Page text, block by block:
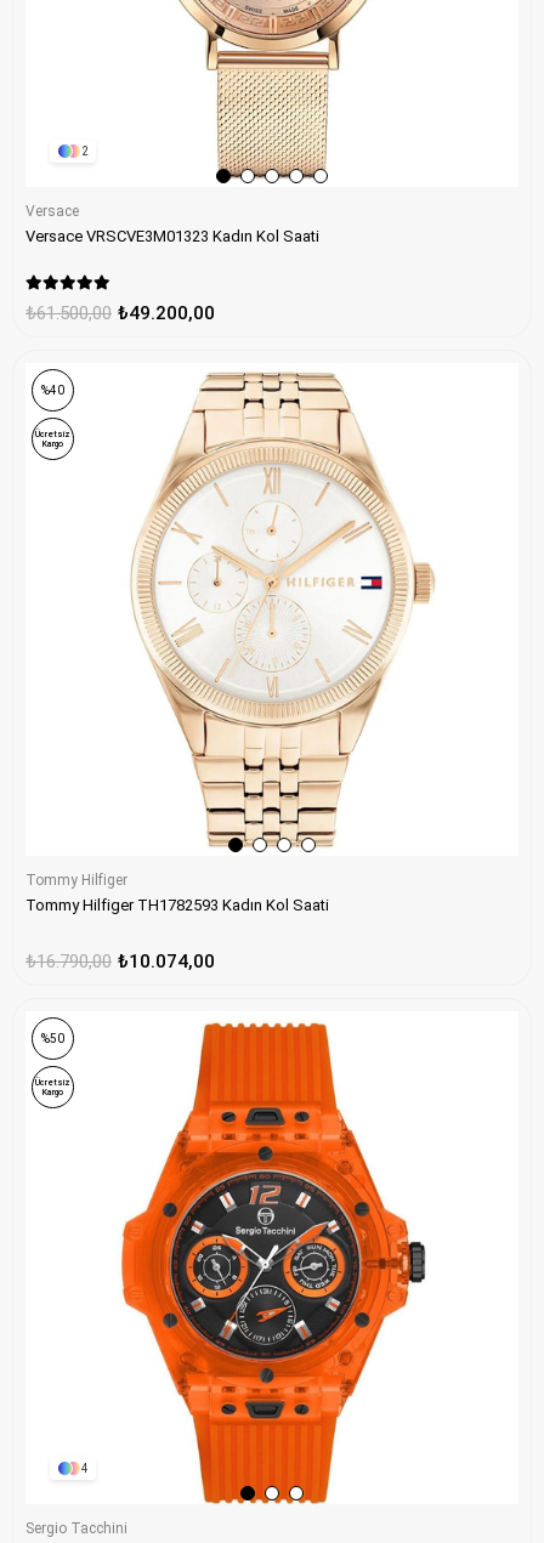
2
Versace
Versace VRSCVE3M01323 Kadın Kol Saati
₺49.200,00
₺61.500,00
Tommy Hilfiger
Tommy Hilfiger TH1782593 Kadın Kol Saati
₺10.074,00
₺16.790,00
%40
Ücretsiz
Kargo
4
Sergio Tacchini
%50
Ücretsiz
Kargo